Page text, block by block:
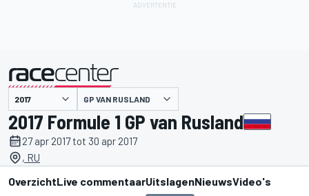
gepresenteerd door GP VAN RUSLAND
2017 Formule 1 GP van Rusland
27 apr 2017 tot 30 apr 2017
, RU
OverzichtLive commentaarUitslagenNieuwsVideo's